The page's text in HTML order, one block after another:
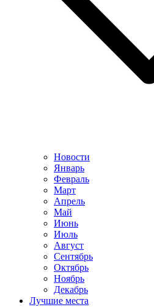
Новости
Январь
Февраль
Март
Апрель
Май
Июнь
Июль
Август
Сентябрь
Октябрь
Ноябрь
Декабрь
Лучшие места